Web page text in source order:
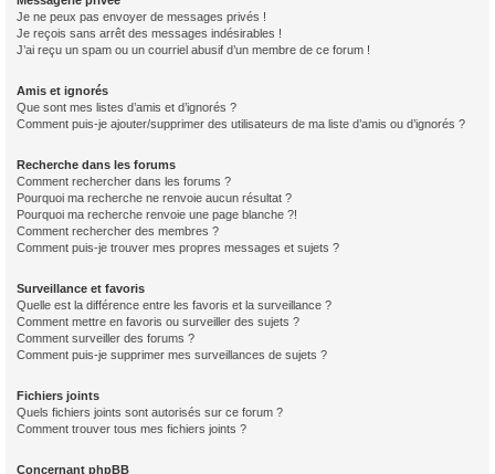
Je ne peux pas envoyer de messages privés !
Je reçois sans arrêt des messages indésirables !
J’ai reçu un spam ou un courriel abusif d’un membre de ce forum !
Amis et ignorés
Que sont mes listes d’amis et d’ignorés ?
Comment puis-je ajouter/supprimer des utilisateurs de ma liste d’amis ou d’ignorés ?
Recherche dans les forums
Comment rechercher dans les forums ?
Pourquoi ma recherche ne renvoie aucun résultat ?
Pourquoi ma recherche renvoie une page blanche ?!
Comment rechercher des membres ?
Comment puis-je trouver mes propres messages et sujets ?
Surveillance et favoris
Quelle est la différence entre les favoris et la surveillance ?
Comment mettre en favoris ou surveiller des sujets ?
Comment surveiller des forums ?
Comment puis-je supprimer mes surveillances de sujets ?
Fichiers joints
Quels fichiers joints sont autorisés sur ce forum ?
Comment trouver tous mes fichiers joints ?
Concernant phpBB